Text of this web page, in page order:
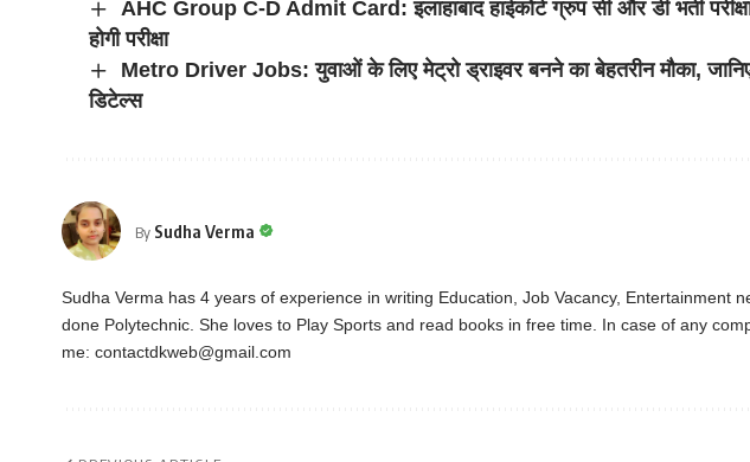
AHC Group C-D Admit Card: इलाहाबाद हाईकोर्ट ग्रुप सी और डी भर्ती
होगी परीक्षा
Metro Driver Jobs: युवाओं के लिए मेट्रो ड्राइवर बनने का बेहतरीन मौका,
डिटेल्स
By Sudha Verma
Sudha Verma has 4 years of experience in writing Education, Job Vacancy, Entertainment
done Polytechnic. She loves to Play Sports and read books in free time. In case of any
me: contactdkweb@gmail.com